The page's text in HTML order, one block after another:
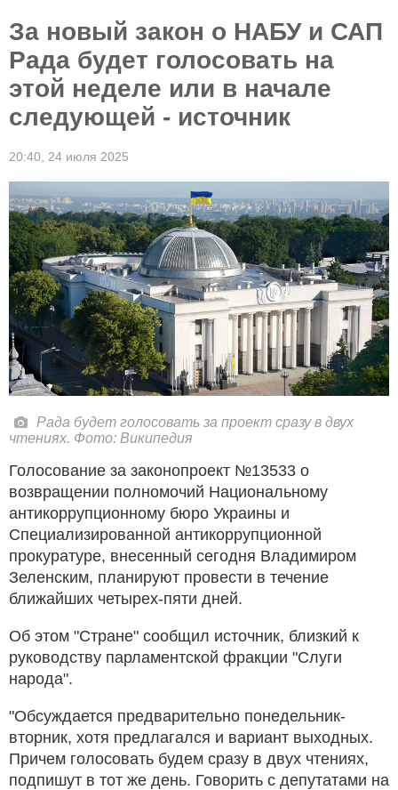
За новый закон о НАБУ и САП
Рада будет голосовать на
этой неделе или в начале
следующей - источник
20:40, 24 июля 2025
Рада будет голосовать за проект сразу в двух
чтениях. Фото: Википедия
Голосование за законопроект №13533 о
возвращении полномочий Национальному
антикоррупционному бюро Украины и
Специализированной антикоррупционной
прокуратуре, внесенный сегодня Владимиром
Зеленским, планируют провести в течение
ближайших четырех-пяти дней.
Об этом "Стране" сообщил источник, близкий к
руководству парламентской фракции "Слуги
народа".
"Обсуждается предварительно понедельник-
вторник, хотя предлагался и вариант выходных.
Причем голосовать будем сразу в двух чтениях,
подпишут в тот же день. Говорить с депутатами на